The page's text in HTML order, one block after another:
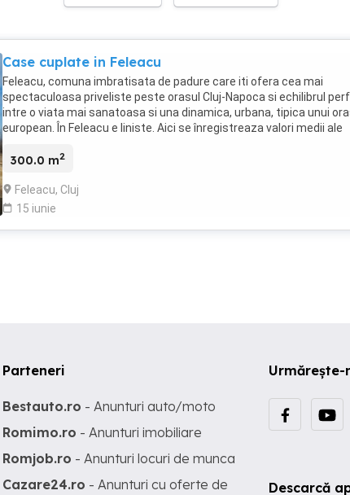
Case cuplate in Feleacu
Feleacu, comuna imbratisata de padure care iti ofera cea mai
spectaculoasa priveliste peste orasul Cluj-Napoca si echilibrul
intre o viata mai sanatoasa si una dinamica, urbana, tipica unui
european. În Feleacu e liniste. Aici se înregistreaza valori medii ale
centrul Clujului. În Feleacu aerul este de foarte buna calitate. Respiri
sub nivelul celor din celelalte cartiere. Locatia este la o distanta de
minute (6,5 km) fata de centru, accesul facandu-se prin Calea
balcon si dressing) Baie Hol Mansarda e open space si poate fi
300.0 m2
Feleacu, Cluj
15 iunie
Urmărește-
Descarcă
Parteneri
Bestauto.ro - Anunturi auto/moto
Romimo.ro - Anunturi imobiliare
Romjob.ro - Anunturi locuri de munca
Cazare24.ro - Anunturi cu oferte de